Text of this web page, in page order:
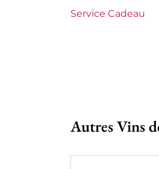
Service Cadeau
Autres Vins